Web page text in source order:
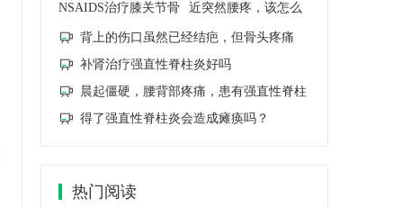
NSAIDS治疗膝关节骨
性关节
近突然腰疼，该怎么
办,是
背上的伤口虽然已经结疤，但骨头疼痛
补肾治疗强直性脊柱炎好吗
晨起僵硬，腰背部疼痛，患有强直性脊柱
得了强直性脊柱炎会造成瘫痪吗？
热门阅读